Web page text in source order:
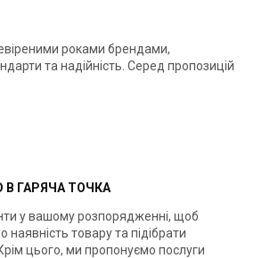
роками брендами,
та надійність. Серед пропозицій
В ГАРЯЧА ТОЧКА
у вашому розпорядженні, щоб
товару та підібрати
цього, ми пропонуємо послуги